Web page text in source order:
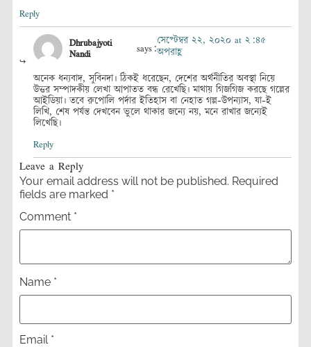
Reply
Dhrubajyoti
Nandi says:
সেপ্টেম্বর ২২, ২০২০ at ২:৪৫
অপরাহ্ণ
অনেক ধন্যবাদ, সুবিনদা। ঠিকই ধরেছেন, দেশের অর্থনীতির অবস্থা নিয়ে
উত্তর সম্পাদকীয় লেখা আপাতত বন্ধ রেখেছি। মাথায় গিজগিজ করছে গল্পের
আইডিয়া। তবে রুপোলি পর্দার ইতিহাস বা নেহাত গল্প-উপন্যাস, যা-ই
লিখি, শেষ পর্যন্ত দেখবেন ভুলে থাকার জন্যে নয়, মনে রাখার জন্যেই
লিখেছি।
Reply
Leave a Reply
Your email address will not be published. Required
fields are marked *
Comment *
Name *
Email *